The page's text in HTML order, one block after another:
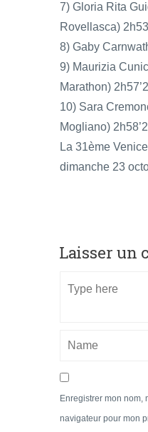
7) Gloria Rita
Rovellasca)
8) Gaby
9) Maurizia
Marathon)
10) Sara
Mogliano)
La 31ème
dimanche 23
Laisser un
Enregistrer mon nom,
navigateur pour mon